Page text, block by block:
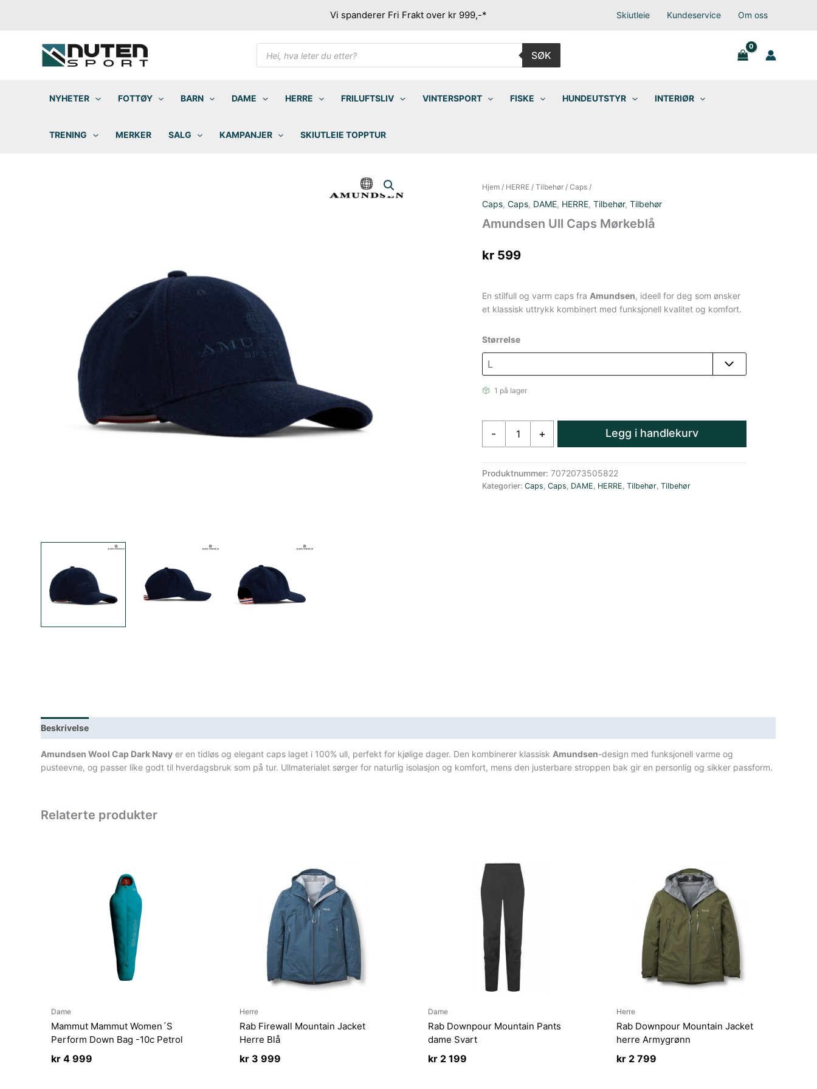
Vi spanderer Fri Frakt over kr 999,-* Skiutleie Kundeservice Om oss
Products
search
SØK
NYHETER FOTTØY BARN DAME HERRE FRILUFTSLIV VINTERSPORT FISKE HUNDEUTSTYR INTERIØR
TRENING MERKER SALG KAMPANJER SKIUTLEIE TOPPTUR
Hjem/ HERRE/ Tilbehør/ Caps/
Caps, Caps, DAME, HERRE, Tilbehør, Tilbehør
Amundsen Ull Caps Mørkeblå
kr599
En stilfull og varm caps fra Amundsen, ideell for deg som ønsker
et klassisk uttrykk kombinert med funksjonell kvalitet og komfort.
Størrelse
1 på lager
-
Mørkeblå
antall
+ Legg i handlekurv
Produktnummer: 7072073505822
Kategorier: Caps, Caps, DAME, HERRE, Tilbehør, Tilbehør
Beskrivelse
Amundsen Wool Cap Dark Navy er en tidløs og elegant caps laget i 100% ull, perfekt for kjølige dager. Den kombinerer klassisk Amundsen-design med funksjonell varme og
pusteevne, og passer like godt til hverdagsbruk som på tur. Ullmaterialet sørger for naturlig isolasjon og komfort, mens den justerbare stroppen bak gir en personlig og sikker passform.
Relaterte produkter
Dame
Mammut Mammut Women´S
Perform Down Bag -10c Petrol
kr 4 999
Herre
Rab Firewall Mountain Jacket
Herre Blå
kr3 999
Dame
Rab Downpour Mountain Pants
dame Svart
kr2 199
Herre
Rab Downpour Mountain Jacket
herre Armygrønn
kr2 799